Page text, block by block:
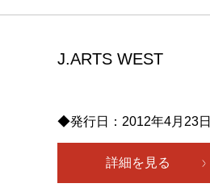
J.ARTS WEST
◆発行日：2012年4月23日
詳細を見る